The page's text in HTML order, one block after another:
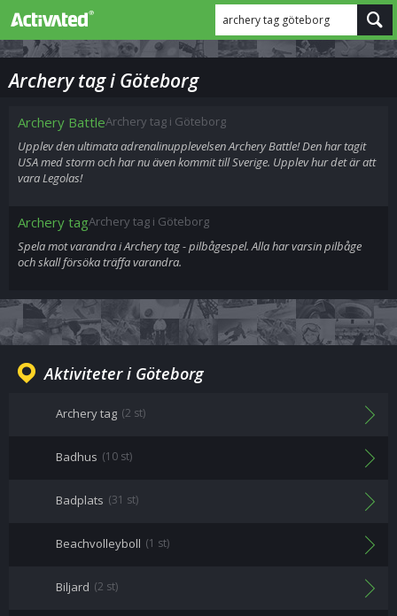
archery tag göteborg
Archery tag i Göteborg
Archery BattleArchery tag i Göteborg
Upplev den ultimata adrenalinupplevelsen Archery Battle! Den har tagit
USA med storm och har nu även kommit till Sverige. Upplev hur det är att
vara Legolas!
Archery tagArchery tag i Göteborg
Spela mot varandra i Archery tag - pilbågespel. Alla har varsin pilbåge
och skall försöka träffa varandra.
Aktiviteter i Göteborg
Archery tag (2 st)
Badhus (10 st)
Badplats (31 st)
Beachvolleyboll (1 st)
Biljard (2 st)